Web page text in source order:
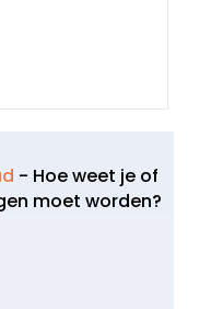
- Hoe weet je of
moet worden?